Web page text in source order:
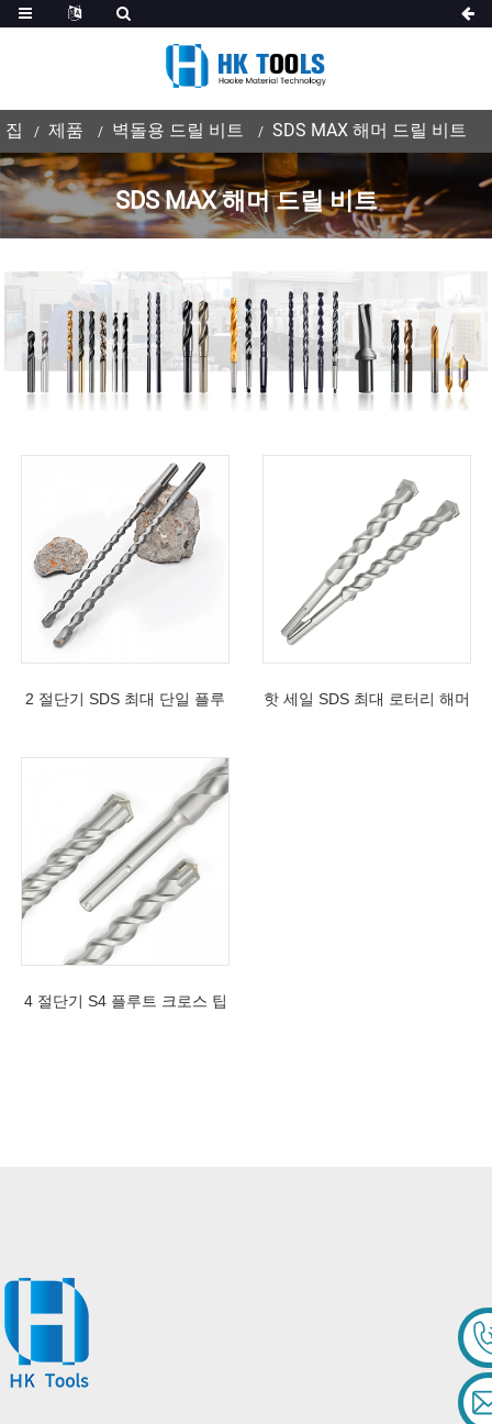
집 제품 벽돌용 드릴 비트 SDS MAX 해머 드릴 비트
SDS MAX 해머 드릴 비트
2 절단기 SDS 최대 단일 플루 핫 세일 SDS 최대 로터리 해머
4 절단기 S4 플루트 크로스 팁